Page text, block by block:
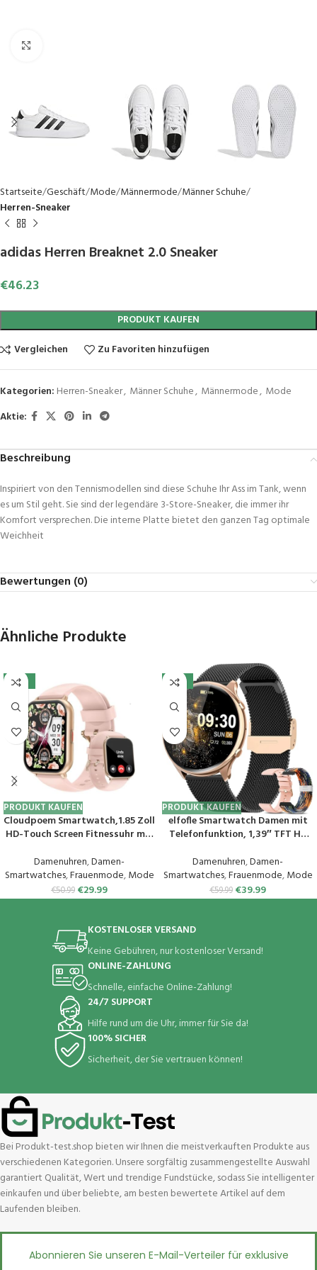
Startseite Geschäft Mode Männermode Männer Schuhe
Herren-Sneaker
adidas Herren Breaknet 2.0 Sneaker
€46.23
PRODUKT KAUFEN
Vergleichen
Zu Favoriten hinzufügen
Kategorien: Herren-Sneaker, Männer Schuhe, Männermode, Mode
Aktie:
Beschreibung
Inspiriert von den Tennismodellen sind diese Schuhe Ihr Ass im Tank, wenn
es um Stil geht. Sie sind der legendäre 3-Store-Sneaker, die immer ihr
Komfort versprechen. Die interne Platte bietet den ganzen Tag optimale
Weichheit
Bewertungen (0)
Ähnliche Produkte
-41%
PRODUKT KAUFEN
Cloudpoem Smartwatch,1.85 Zoll
HD-Touch Screen Fitnessuhr mit
Überwachung Pulsuhr
Schlafmonitor Schrittzähler Uhr
100+ Trainingsmodi Sportuhr
für Damen Herren Android iOS
Damenuhren,Damen-
Smartwatches,Frauenmode,Mode
€50.99 €29.99
-33%
PRODUKT KAUFEN
elfofle Smartwatch Damen mit
Telefonfunktion, 1,39″ TFT HD
mit 120 Sport SpO2 Pulsuhr
Menstruationszyklus
Schlafmonitor,Armbanduhr für
iOS Android (Schwarz Gold)
Damenuhren,Damen-
Smartwatches,Frauenmode,Mode
€59.99 €39.99
KOSTENLOSER VERSAND
Keine Gebühren, nur kostenloser Versand!
ONLINE-ZAHLUNG
Schnelle, einfache Online-Zahlung!
24/7 SUPPORT
Hilfe rund um die Uhr, immer für Sie da!
100% SICHER
Sicherheit, der Sie vertrauen können!
Bei Produkt-test.shop bieten wir Ihnen die meistverkauften Produkte aus
verschiedenen Kategorien. Unsere sorgfältig zusammengestellte Auswahl
garantiert Qualität, Wert und trendige Fundstücke, sodass Sie intelligenter
einkaufen und über beliebte, am besten bewertete Artikel auf dem
Laufenden bleiben.
Abonnieren Sie unseren E-Mail-Verteiler für exklusive